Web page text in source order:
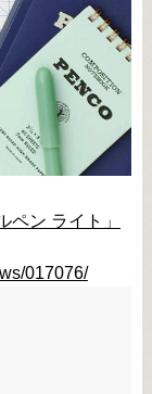
ペン ライト」
017076/